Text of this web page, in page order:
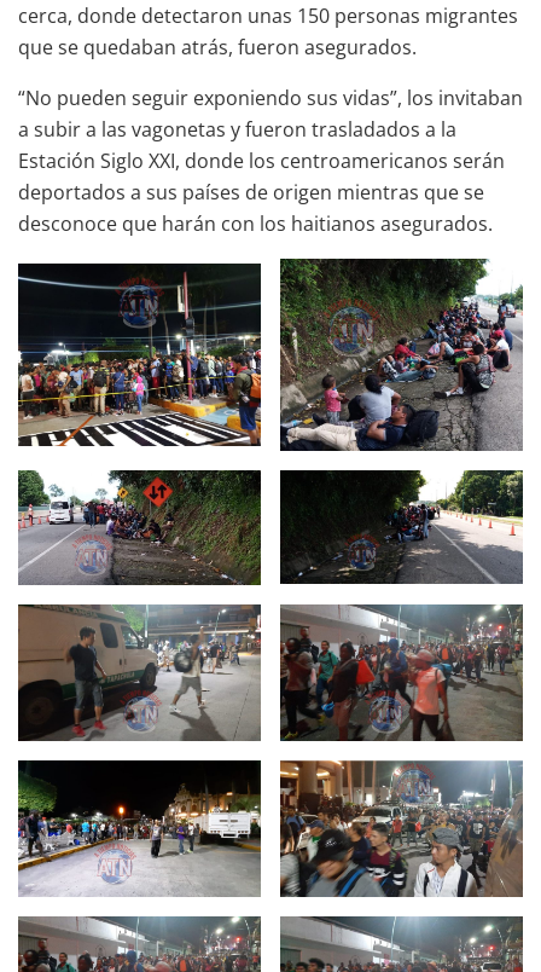
cerca, donde detectaron unas 150 personas migrantes
que se quedaban atrás, fueron asegurados.
“No pueden seguir exponiendo sus vidas”, los invitaban
a subir a las vagonetas y fueron trasladados a la
Estación Siglo XXI, donde los centroamericanos serán
deportados a sus países de origen mientras que se
desconoce que harán con los haitianos asegurados.